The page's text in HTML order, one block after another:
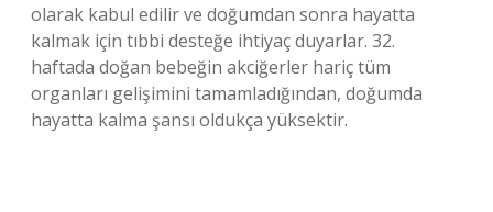
olarak kabul edilir ve doğumdan sonra hayatta
kalmak için tıbbi desteğe ihtiyaç duyarlar. 32.
haftada doğan bebeğin akciğerler hariç tüm
organları gelişimini tamamladığından, doğumda
hayatta kalma şansı oldukça yüksektir.